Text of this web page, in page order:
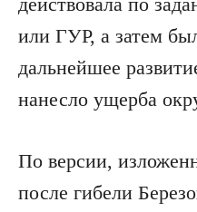
или ГУР, а затем
дальнейшее
нанесло ущерба
По версии,
после гибели